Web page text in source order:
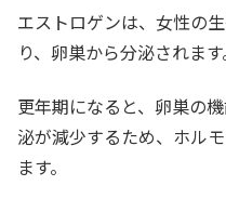
エストロゲンは、女性の
り、卵巣から分泌されます
更年期になると、卵巣の
泌が減少するため、ホル
ます。